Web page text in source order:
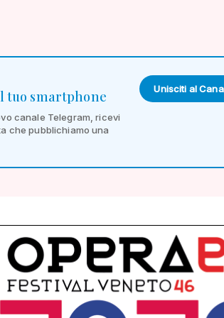
tuo smartphone
canale Telegram, ricevi
che pubblichiamo una
Unisciti al